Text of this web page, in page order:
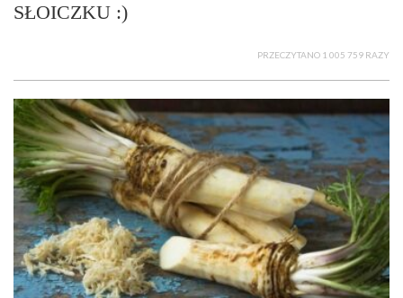
SŁOICZKU :)
PRZECZYTANO 1 005 759 RAZY